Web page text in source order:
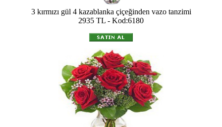
3 kırmızı gül 4 kazablanka çiçeğinden vazo tanzimi
2935 TL - Kod:6180